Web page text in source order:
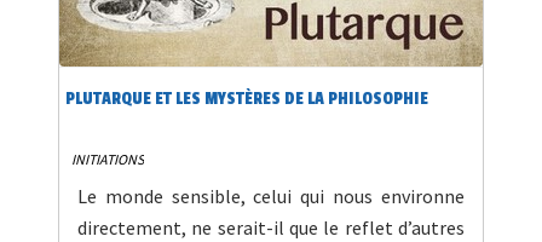
PLUTARQUE ET LES MYSTÈRES DE LA PHILOSOPHIE
INITIATIONS
Le monde sensible, celui qui nous environne
directement, ne serait-il que le reflet d’autres